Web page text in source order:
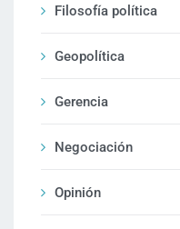
Filosofía política
Geopolítica
Gerencia
Negociación
Opinión